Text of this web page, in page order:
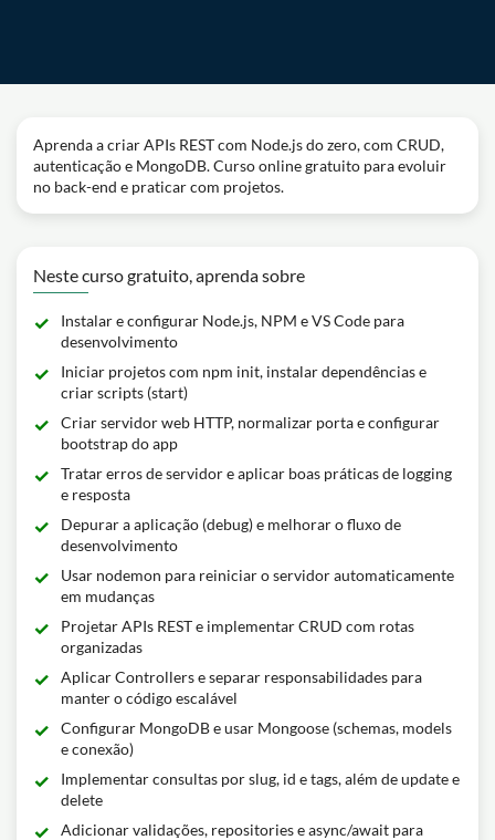
Aprenda a criar APIs REST com Node.js do zero, com CRUD,
autenticação e MongoDB. Curso online gratuito para evoluir
no back-end e praticar com projetos.
Neste curso gratuito, aprenda sobre
Instalar e configurar Node.js, NPM e VS Code para
desenvolvimento
Iniciar projetos com npm init, instalar dependências e
criar scripts (start)
Criar servidor web HTTP, normalizar porta e configurar
bootstrap do app
Tratar erros de servidor e aplicar boas práticas de logging
e resposta
Depurar a aplicação (debug) e melhorar o fluxo de
desenvolvimento
Usar nodemon para reiniciar o servidor automaticamente
em mudanças
Projetar APIs REST e implementar CRUD com rotas
organizadas
Aplicar Controllers e separar responsabilidades para
manter o código escalável
Configurar MongoDB e usar Mongoose (schemas, models
e conexão)
Implementar consultas por slug, id e tags, além de update e
delete
Adicionar validações, repositories e async/await para